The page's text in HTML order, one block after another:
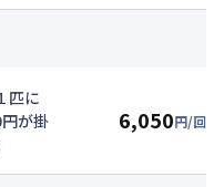
匹に
が掛
6,050円/回